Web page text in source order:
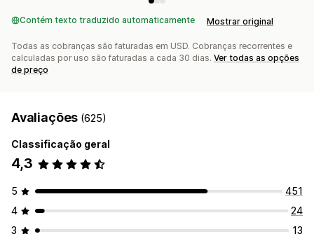
Contém texto traduzido automaticamente Mostrar original
Todas as cobranças são faturadas em USD. Cobranças recorrentes e
calculadas por uso são faturadas a cada 30 dias. Ver todas as opções
de preço
Avaliações (625)
Classificação geral
4,3
5
451
4
24
3
13